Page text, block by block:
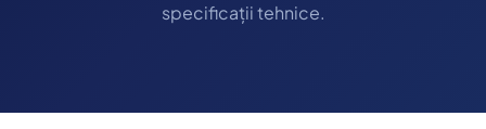
specificații tehnice.